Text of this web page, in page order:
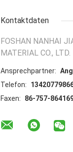
Kontaktdaten
FOSHAN NANHAI
MATERIAL CO., LTD.
Ansprechpartner:
Telefon:
Faxen:
86-757-